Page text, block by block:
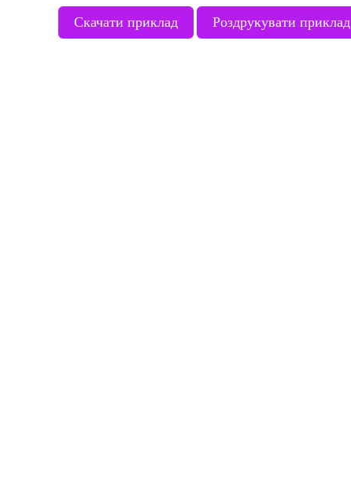
Скачати приклад Роздрукувати приклад